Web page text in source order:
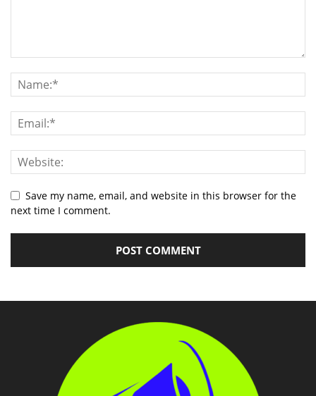
Save my name, email, and website in this browser for the
next time I comment.